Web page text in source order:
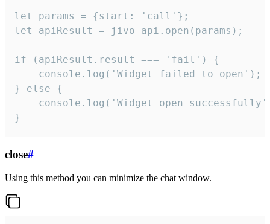
let params = {start: 'call'};
let apiResult = jivo_api.open(params);
if (apiResult.result === 'fail') {
    console.log('Widget failed to open');
} else {
console.log('Widget open
}
close#
Using this method you can minimize the chat window.